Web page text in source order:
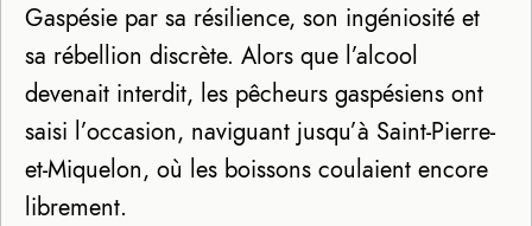
Gaspésie par sa résilience, son ingéniosité et
sa rébellion discrète. Alors que l’alcool
devenait interdit, les pêcheurs gaspésiens ont
saisi l’occasion, naviguant jusqu’à Saint-Pierre-
et-Miquelon, où les boissons coulaient encore
librement.